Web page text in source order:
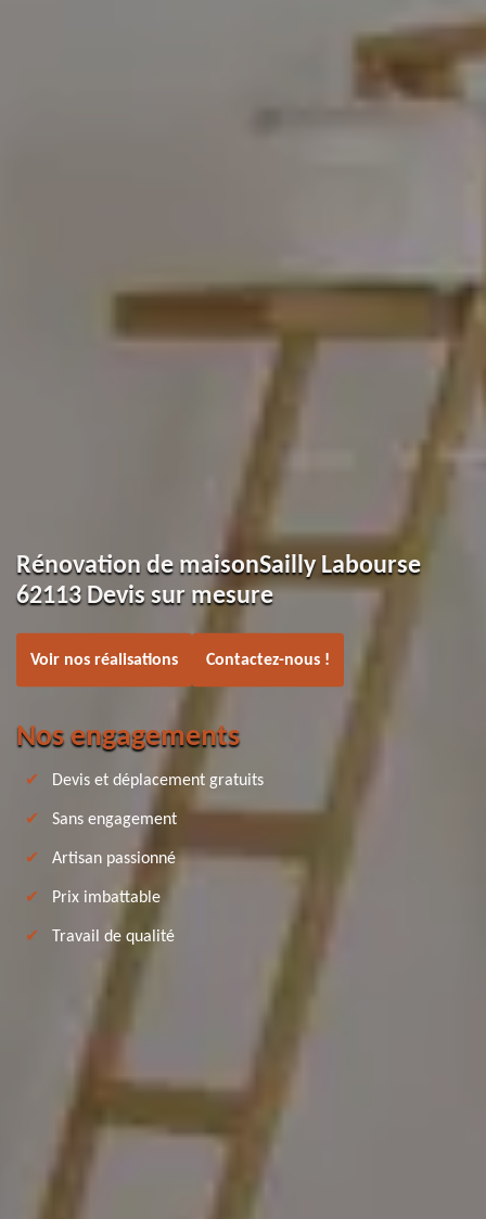
Rénovation de maisonSailly Labourse
62113 Devis sur mesure
Voir nos réalisations Contactez-nous !
Nos engagements
Devis et déplacement gratuits
Sans engagement
Artisan passionné
Prix imbattable
Travail de qualité